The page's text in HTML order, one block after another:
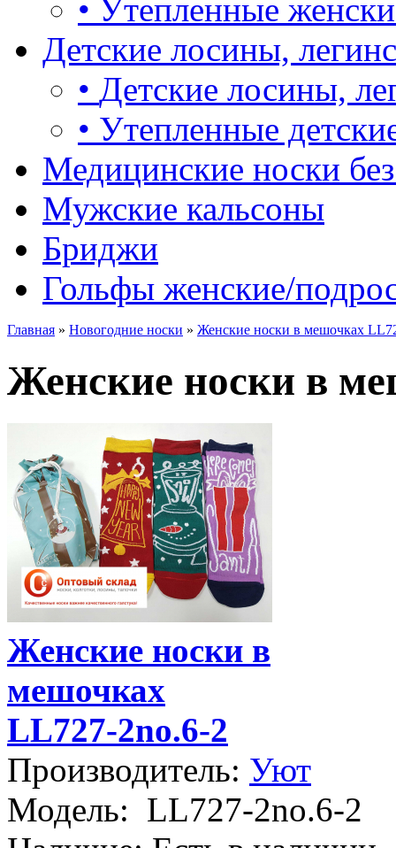
• Утепленные
Детские лосины,
• Детские лосины,
• Утепленные
Медицинские носки
Мужские кальсоны
Бриджи
Гольфы женские/
Главная » Новогодние носки » Женские носки в мешочках
Женские носки в
Женские носки в
мешочках
LL727-2no.6-2
Производитель: Уют
Модель: LL727-2no.6-2